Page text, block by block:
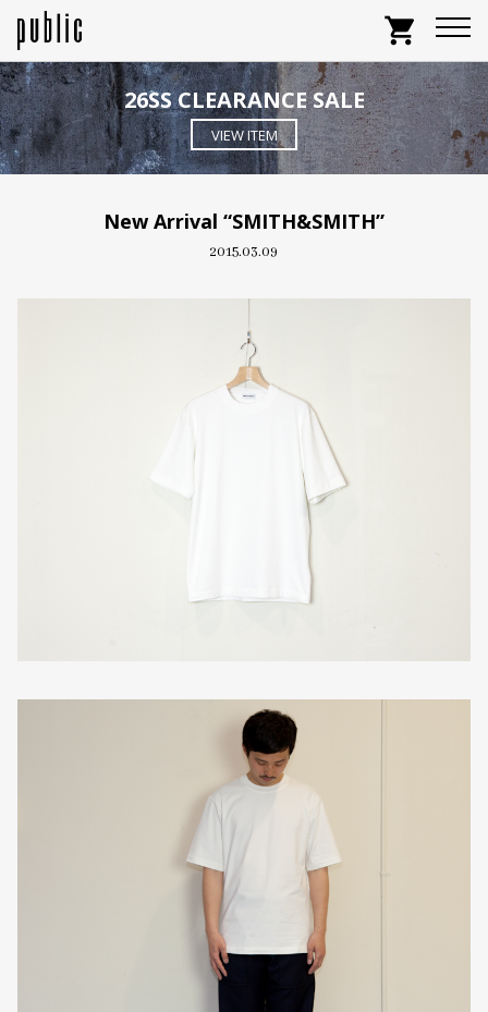
shopping_cart
26SS CLEARANCE SALE
VIEW ITEM
New Arrival “SMITH&SMITH”
2015.03.09